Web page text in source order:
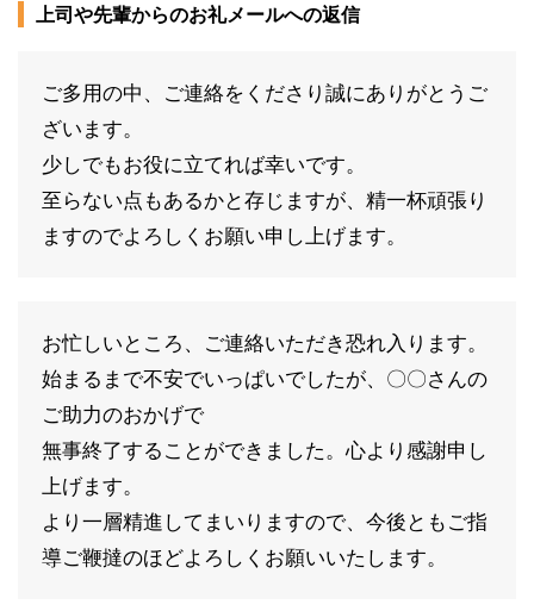
上司や先輩からのお礼メールへの返信
ご多用の中、ご連絡をくださり誠にありがとうご
ざいます。
少しでもお役に立てれば幸いです。
至らない点もあるかと存じますが、精一杯頑張り
ますのでよろしくお願い申し上げます。
お忙しいところ、ご連絡いただき恐れ入ります。
始まるまで不安でいっぱいでしたが、〇〇さんの
ご助力のおかげで
無事終了することができました。心より感謝申し
上げます。
より一層精進してまいりますので、今後ともご指
導ご鞭撻のほどよろしくお願いいたします。